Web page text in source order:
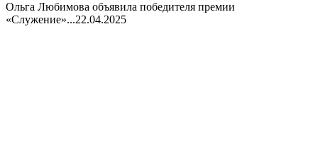
Ольга Любимова объявила победителя премии
«Служение»...22.04.2025